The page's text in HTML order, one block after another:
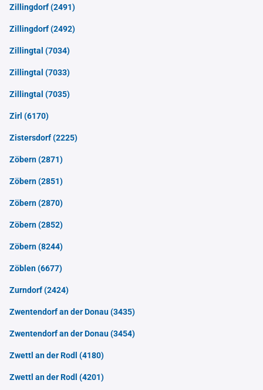
Zillingdorf(2491)
Zillingdorf(2492)
Zillingtal (7034)
Zillingtal (7033)
Zillingtal (7035)
Zirl (6170)
Zistersdorf(2225)
Zöbern(2871)
Zöbern(2851)
Zöbern(2870)
Zöbern(2852)
Zöbern(8244)
Zöblen(6677)
Zurndorf(2424)
Zwentendorf an der Donau(3435)
Zwentendorf an der Donau(3454)
Zwettl an der Rodl (4180)
Zwettl an der Rodl (4201)